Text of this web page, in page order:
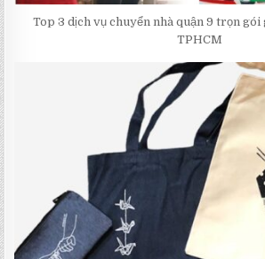
Top 3 dịch vụ chuyển nhà quận 9 trọn
TPHCM